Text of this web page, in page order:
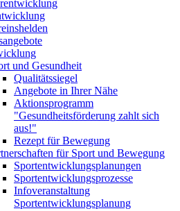
und Gesundheit
Qualitätssiegel
Angebote in Ihrer Nähe
Aktionsprogramm
"Gesundheitsförderung zahlt sich
aus!"
Rezept für Bewegung
für Sport und Bewegung
Sportentwicklungsplanungen
Sportentwicklungsprozesse
Infoveranstaltung
Sportentwicklungsplanung